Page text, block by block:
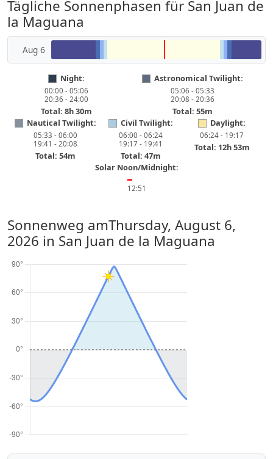
Tägliche Sonnenphasen für San Juan de
la Maguana
Aug 6
Night:
00:00 - 05:06
20:36 - 24:00
Total: 8h 30m
Astronomical Twilight:
05:06 - 05:33
20:08 - 20:36
Total: 55m
Nautical Twilight:
05:33 - 06:00
19:41 - 20:08
Total: 54m
Civil Twilight:
06:00 - 06:24
19:17 - 19:41
Total: 47m
Daylight:
06:24 - 19:17
Total: 12h 53m
Solar Noon/Midnight:
━
12:51
Sonnenweg amThursday, August 6,
2026 in San Juan de la Maguana